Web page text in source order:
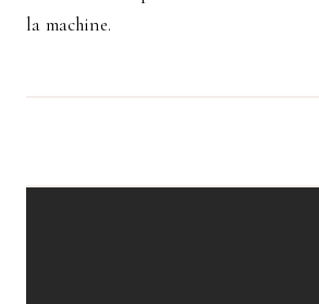
la machine.